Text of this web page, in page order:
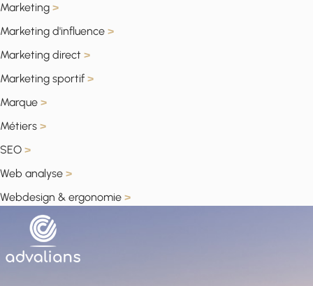
Marketing >
Marketing d'influence >
Marketing direct >
Marketing sportif >
Marque >
Métiers >
SEO >
Web analyse >
Webdesign & ergonomie >